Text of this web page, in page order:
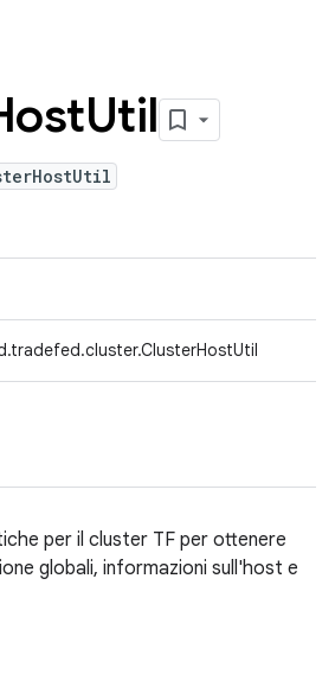
Util
per il cluster TF per ottenere
globali, informazioni sull'host e